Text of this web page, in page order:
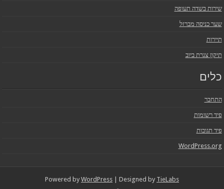
שירות בשדה תעופה
שער כניסה מברזל
תיירות
תיקון צנרת ביוב
כלים
התחבר
פיד רשומות
פיד תגובות
WordPress.org
Powered by WordPress | Designed by TieLabs